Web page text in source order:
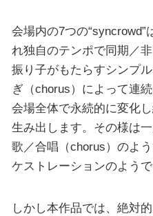
会場内の7つの
れ独自のテンポで同期／
振り子がもたらすシンプ
ぎ（chorus）によって連
会場全体で永続的に変化
生み出します。その様は
歌／合唱（chorus）のよ
ケストレーションのようで
しかし本作品では、絶対